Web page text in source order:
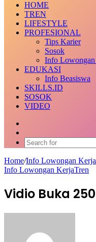
HOME
TREN
LIFESTYLE
PROFESIONAL
Tips Karier
Sosok
Info
EDUKASI
Info Beasiswa
SKILLS.ID
SOSOK
VIDEO
skin
Home/Info Lowongan Kerja
Info Lowongan KerjaTren
Vidio Buka